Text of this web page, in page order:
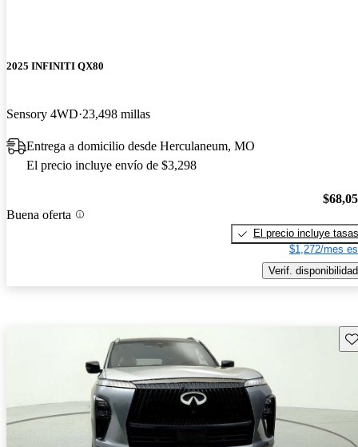
2025 INFINITI QX80
Sensory 4WD 23,498 millas
Entrega a domicilio desde Herculaneum, MO
El precio incluye envío de $3,298
Buena oferta
El precio incluye tasas
$1,272/mes
Verif. disponibilidad